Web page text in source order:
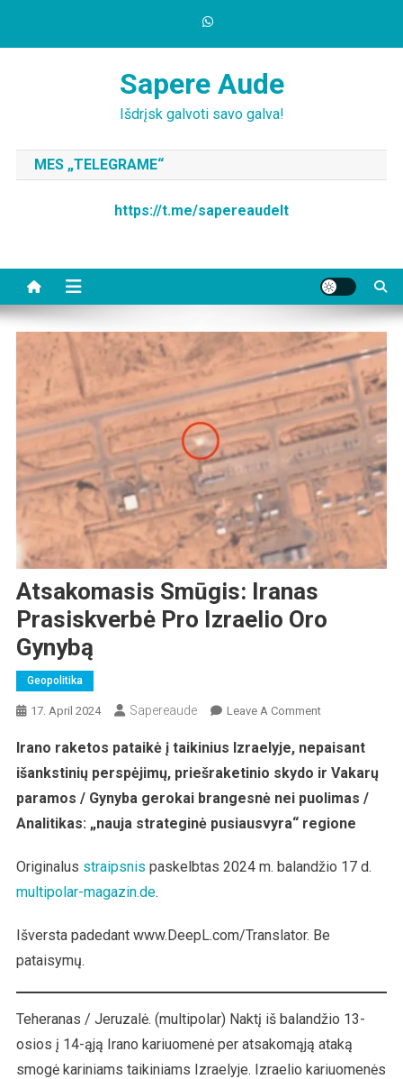
Sapere Aude
Išdrįsk galvoti savo galva!
MES „TELEGRAME“
https://t.me/sapereaudelt
Atsakomasis Smūgis: Iranas
Prasiskverbė Pro Izraelio Oro
Gynybą
Geopolitika
17. April 2024 Sapereaude Leave A CommentOn
Smūgis:
Iranas
Prasiskverbė
Izraelio
Gynybą
Irano raketos pataikė į taikinius Izraelyje, nepaisant
išankstinių perspėjimų, priešraketinio skydo ir Vakarų
paramos / Gynyba gerokai brangesnė nei puolimas /
Analitikas: „nauja strateginė pusiausvyra“ regione
Originalus straipsnis paskelbtas 2024 m. balandžio 17 d.
multipolar-magazin.de.
Išversta padedant www.DeepL.com/Translator. Be
pataisymų.
Teheranas / Jeruzalė. (multipolar) Naktį iš balandžio 13-
osios į 14-ąją Irano kariuomenė per atsakomąją ataką
smogė kariniams taikiniams Izraelyje. Izraelio kariuomenės